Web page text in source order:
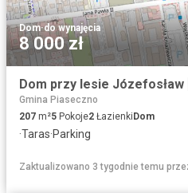
Dom·do wynajęcia
8 000 zł
Dom przy lesie Józefosław
Gmina Piaseczno
207 m²5 Pokoje2 ŁazienkiDom
·Taras·Parking
Zaktualizowano 3 tygodnie temu